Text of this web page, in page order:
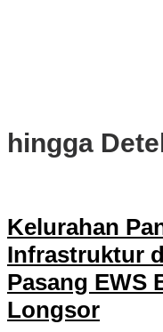
hingga
Kelurahan
Infrastruktur
Pasang EWS
Longsor